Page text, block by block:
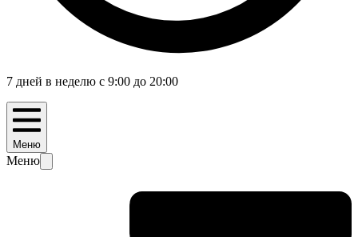
7 дней в неделю с 9:00 до 20:00
Меню
Меню